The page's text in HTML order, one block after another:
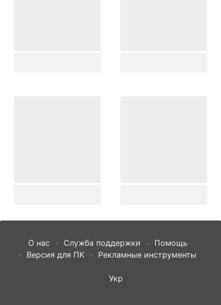
О нас Служба поддержки
Помощь
Версия для ПК
Рекламные инструменты
Укр